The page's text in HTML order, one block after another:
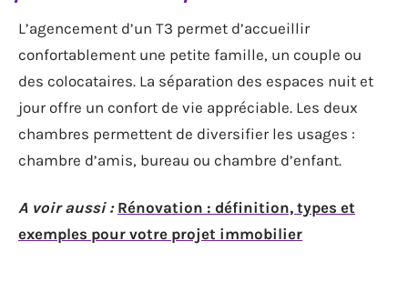
L’agencement d’un T3 permet d’accueillir
confortablement une petite famille, un couple ou
des colocataires. La séparation des espaces nuit et
jour offre un confort de vie appréciable. Les deux
chambres permettent de diversifier les usages :
chambre d’amis, bureau ou chambre d’enfant.
A voir aussi : Rénovation : définition, types et
exemples pour votre projet immobilier